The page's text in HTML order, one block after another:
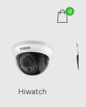
0
Hiwatch